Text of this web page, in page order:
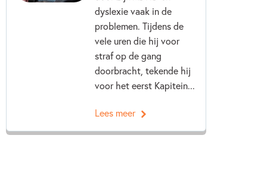
dyslexie vaak in de
problemen. Tijdens de
vele uren die hij voor
straf op de gang
doorbracht, tekende hij
voor het eerst Kapitein...
Lees meer